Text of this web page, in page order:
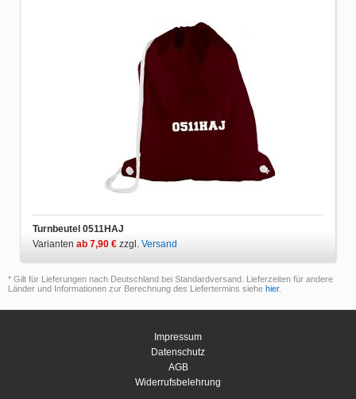
Turnbeutel 0511HAJ
Varianten ab 7,90 € zzgl. Versand
* Gilt für Lieferungen nach Deutschland bei Standardversand. Lieferzeiten für andere
Länder und Informationen zur Berechnung des Liefertermins siehe hier.
Impressum
Datenschutz
AGB
Widerrufsbelehrung